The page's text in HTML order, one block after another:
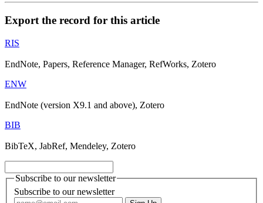
Export the record for this article
RIS
EndNote, Papers, Reference Manager, RefWorks, Zotero
ENW
EndNote (version X9.1 and above), Zotero
BIB
BibTeX, JabRef, Mendeley, Zotero
Subscribe to our newsletter
Subscribe to our newsletter